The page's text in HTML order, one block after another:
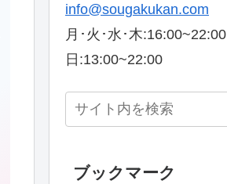
info@sougakukan.com
月･火･水･木:16:00~22:00
日:13:00~22:00
ブックマーク